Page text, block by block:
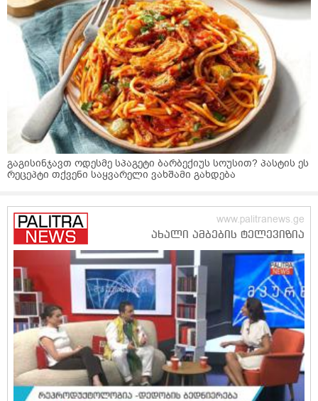
გაგისინჯავთ ოდესმე სპაგეტი ბარბექიუს სოუსით? პასტის ეს
რეცეპტი თქვენი საყვარელი ვახშამი გახდება